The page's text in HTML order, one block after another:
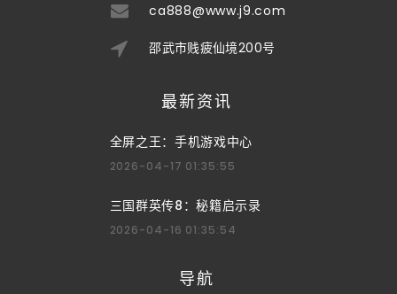
ca888@www.j9.com
邵武市贱疲仙境200号
最新资讯
全屏之王：手机游戏中心
2026-04-17 01:35:55
三国群英传8：秘籍启示录
2026-04-16 01:35:54
导航